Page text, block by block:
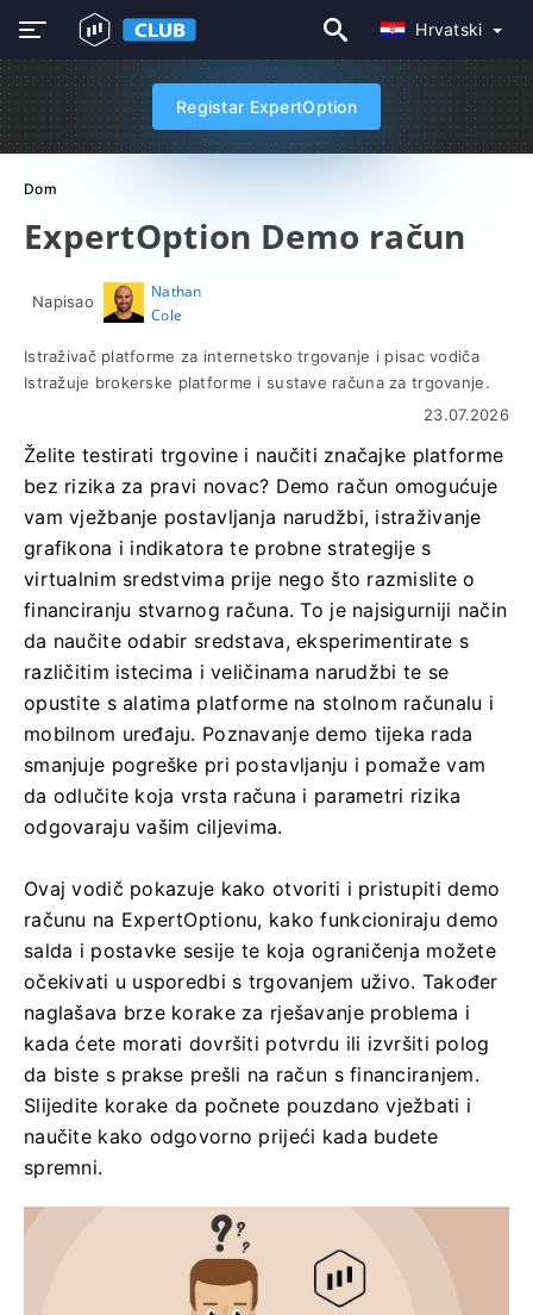
Hrvatski
Registar ExpertOption
Dom
ExpertOption Demo račun
Napisao
Nathan
Cole
Istraživač platforme za internetsko trgovanje i pisac vodiča
Istražuje brokerske platforme i sustave računa za trgovanje.
23.07.2026
Želite testirati trgovine i naučiti značajke platforme
bez rizika za pravi novac? Demo račun omogućuje
vam vježbanje postavljanja narudžbi, istraživanje
grafikona i indikatora te probne strategije s
virtualnim sredstvima prije nego što razmislite o
financiranju stvarnog računa. To je najsigurniji način
da naučite odabir sredstava, eksperimentirate s
različitim istecima i veličinama narudžbi te se
opustite s alatima platforme na stolnom računalu i
mobilnom uređaju. Poznavanje demo tijeka rada
smanjuje pogreške pri postavljanju i pomaže vam
da odlučite koja vrsta računa i parametri rizika
odgovaraju vašim ciljevima.
Ovaj vodič pokazuje kako otvoriti i pristupiti demo
računu na ExpertOptionu, kako funkcioniraju demo
salda i postavke sesije te koja ograničenja možete
očekivati ​​u usporedbi s trgovanjem uživo. Također
naglašava brze korake za rješavanje problema i
kada ćete morati dovršiti potvrdu ili izvršiti polog
da biste s prakse prešli na račun s financiranjem.
Slijedite korake da počnete pouzdano vježbati i
naučite kako odgovorno prijeći kada budete
spremni.